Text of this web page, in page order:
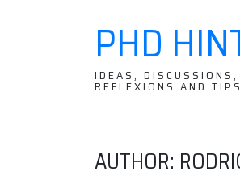
Skip
to
content
PHD
IDEAS, DISCUSSIONS,
REFLEXIONS AND
AUTHOR: